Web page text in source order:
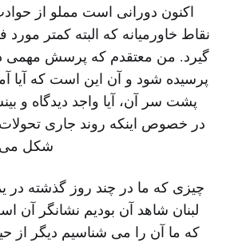
اکنون دورانی است مملو از
نقاط خاورمیانه که البته کمتر
گیرد. من معتقدم که پرسش مهمی
پرسیده شود و آن این است که آیا
پشت سر آن، آیا واجد دیدگاه و
در خصوص اینکه روند جاری
شکل می
چیزی که ما در چند روز گذشته در
لبنان شاهد آن بودیم نشانگر آن
که ما آن را می شناسیم دیگر از